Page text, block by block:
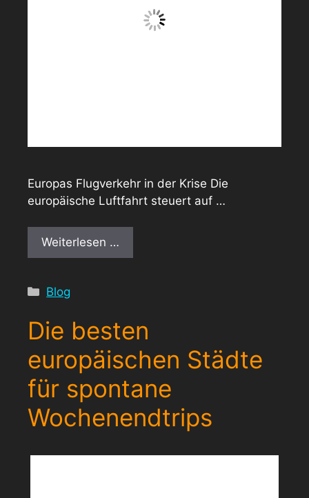
Europas Flugverkehr in der Krise Die
europäische Luftfahrt steuert auf …
Weiterlesen …
Kategorien
Blog
Die besten
europäischen Städte
für spontane
Wochenendtrips